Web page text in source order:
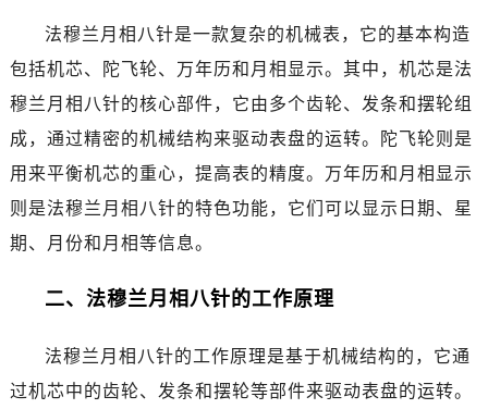
大连市中山区人民路15号国际金融大厦7层G室（需提前预约）
无锡市梁溪区人民中路139号恒隆广场写字楼1座11层1104室（需提前预约）
南通市崇川区工农路57号圆融广场写字楼16层1603室（需提前预约）
苏州市苏州工业园区星港街199号苏州中心办公楼C座22层08室（需提前预约）
武汉市江汉区解放大道686号世界贸易大厦38层09室（需提前预约）
烟台市芝罘区胜利路139号万达金融中心A座907室（需提前预约）
长春市朝阳区西安大路727号中银大厦A座(旺进大厦)18层09室（需提前预约）
法穆兰月相八针是一款复杂的机械表，它的基本构造
包括机芯、陀飞轮、万年历和月相显示。其中，机芯是法
穆兰月相八针的核心部件，它由多个齿轮、发条和摆轮组
成，通过精密的机械结构来驱动表盘的运转。陀飞轮则是
用来平衡机芯的重心，提高表的精度。万年历和月相显示
则是法穆兰月相八针的特色功能，它们可以显示日期、星
期、月份和月相等信息。
二、法穆兰月相八针的工作原理
法穆兰月相八针的工作原理是基于机械结构的，它通
过机芯中的齿轮、发条和摆轮等部件来驱动表盘的运转。